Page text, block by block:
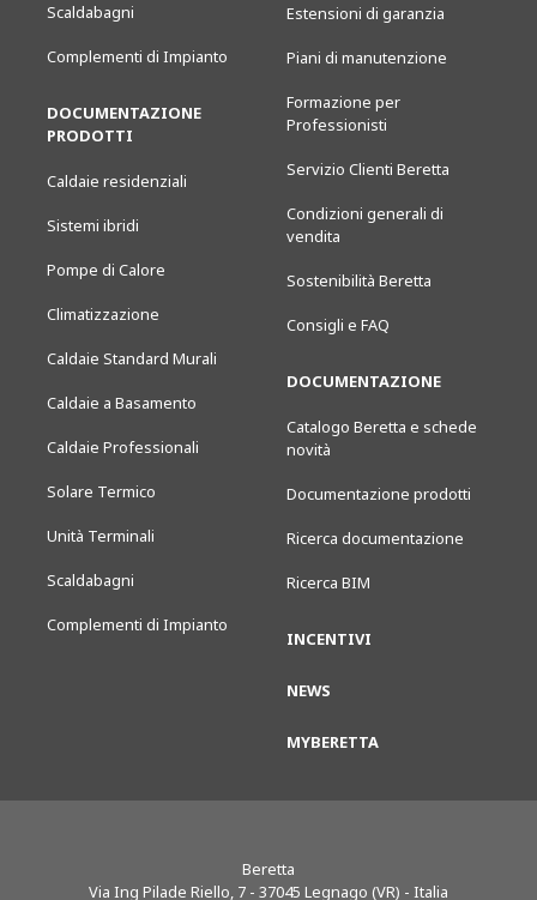
Scaldabagni
Complementi di Impianto
DOCUMENTAZIONE
PRODOTTI
Caldaie residenziali
Sistemi ibridi
Pompe di Calore
Climatizzazione
Caldaie Standard Murali
Caldaie a Basamento
Caldaie Professionali
Solare Termico
Unità Terminali
Scaldabagni
Complementi di Impianto
Estensioni di garanzia
Piani di manutenzione
Formazione per
Professionisti
Servizio Clienti Beretta
Condizioni generali di
vendita
Sostenibilità Beretta
Consigli e FAQ
DOCUMENTAZIONE
Catalogo Beretta e schede
novità
Documentazione prodotti
Ricerca documentazione
Ricerca BIM
INCENTIVI
NEWS
MYBERETTA
Beretta
Via Ing Pilade Riello, 7 - 37045 Legnago (VR) - Italia